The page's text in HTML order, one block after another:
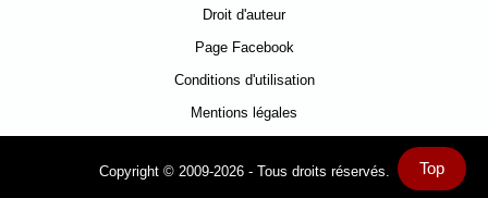
Top
Droit d'auteur
Page Facebook
Conditions d'utilisation
Mentions légales
Copyright © 2009-2026 - Tous droits réservés.